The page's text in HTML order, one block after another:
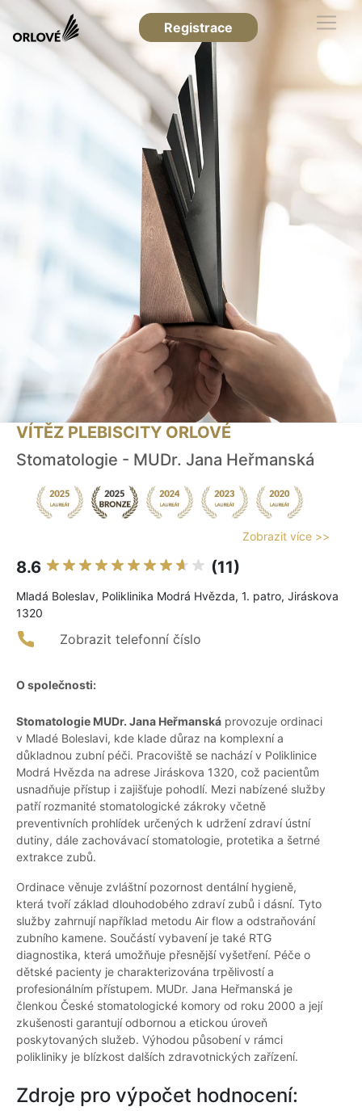
Registrace
VÍTĚZ PLEBISCITY ORLOVÉ
Stomatologie - MUDr. Jana Heřmanská
Zobrazit více >>
8.6 (11)
Mladá Boleslav, Poliklinika Modrá Hvězda, 1. patro, Jiráskova
1320
Zobrazit telefonní číslo
O společnosti:
Stomatologie MUDr. Jana Heřmanská provozuje ordinaci
v Mladé Boleslavi, kde klade důraz na komplexní a
důkladnou zubní péči. Pracoviště se nachází v Poliklinice
Modrá Hvězda na adrese Jiráskova 1320, což pacientům
usnadňuje přístup i zajišťuje pohodlí. Mezi nabízené služby
patří rozmanité stomatologické zákroky včetně
preventivních prohlídek určených k udržení zdraví ústní
dutiny, dále zachovávací stomatologie, protetika a šetrné
extrakce zubů.
Ordinace věnuje zvláštní pozornost dentální hygieně,
která tvoří základ dlouhodobého zdraví zubů i dásní. Tyto
služby zahrnují například metodu Air flow a odstraňování
zubního kamene. Součástí vybavení je také RTG
diagnostika, která umožňuje přesnější vyšetření. Péče o
dětské pacienty je charakterizována trpělivostí a
profesionálním přístupem. MUDr. Jana Heřmanská je
členkou České stomatologické komory od roku 2000 a její
zkušenosti garantují odbornou a etickou úroveň
poskytovaných služeb. Výhodou působení v rámci
polikliniky je blízkost dalších zdravotnických zařízení.
Zdroje pro výpočet hodnocení: